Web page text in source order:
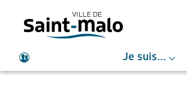
Je suis... ⌵